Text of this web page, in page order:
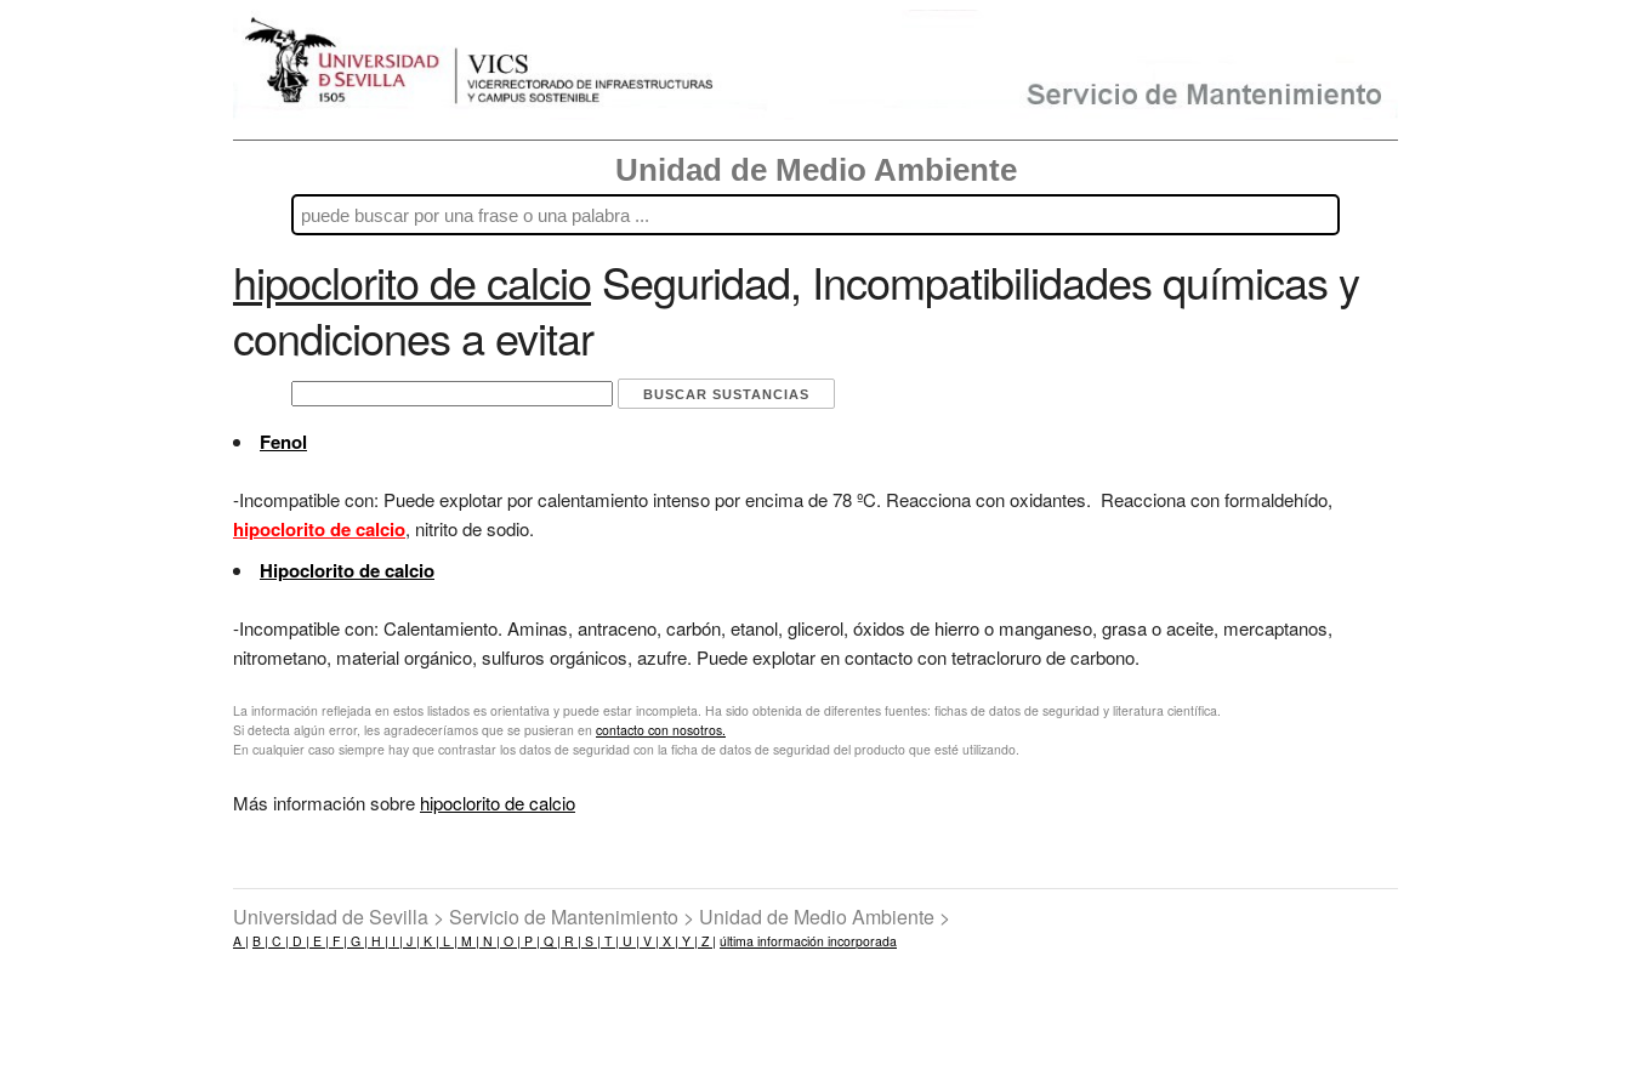
Unidad de Medio Ambiente
hipoclorito de calcioSeguridad, Incompatibilidades químicas y
condiciones a evitar
Fenol
-Incompatible con: Puede explotar por calentamiento intenso por encima de 78 ºC. Reacciona con oxidantes. Reacciona con formaldehído,
hipoclorito de calcio, nitrito de sodio.
Hipoclorito de calcio
-Incompatible con: Calentamiento. Aminas, antraceno, carbón, etanol, glicerol, óxidos de hierro o manganeso, grasa o aceite, mercaptanos,
nitrometano, material orgánico, sulfuros orgánicos, azufre. Puede explotar en contacto con tetracloruro de carbono.
La información reflejada en estos listados es orientativa y puede estar incompleta. Ha sido obtenida de diferentes fuentes: fichas de datos de seguridad y literatura científica.
Si detecta algún error, les agradeceríamos que se pusieran en contacto con nosotros.
En cualquier caso siempre hay que contrastar los datos de seguridad con la ficha de datos de seguridad del producto que esté utilizando.
Más información sobre hipoclorito de calcio
Universidad de Sevilla > Servicio de Mantenimiento > Unidad de Medio Ambiente >
A | B | C | D | E | F | G | H | I | J | K | L | M | N | O | P | Q | R | S | T | U | V | X | Y | Z | última información incorporada